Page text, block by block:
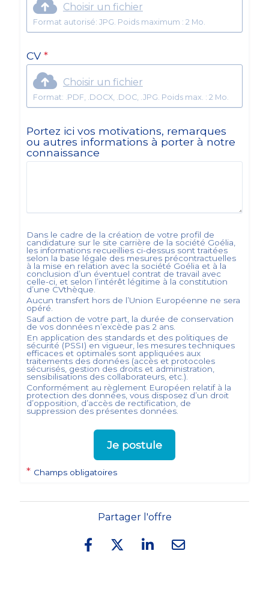
Choisir un fichier
Format autorisé: JPG. Poids maximum : 2 Mo.
CV *
Choisir un fichier
Format: .PDF, .DOCX, .DOC, .JPG. Poids max. : 2 Mo.
Portez ici vos motivations, remarques
ou autres informations à porter à notre
connaissance
Dans le cadre de la création de votre profil de
candidature sur le site carrière de la société Goélia
les informations recueillies ci-dessus sont traitées
selon la base légale des mesures précontractuelles
à la mise en relation avec la société Goélia et à la
conclusion d’un éventuel contrat de travail avec
celle-ci, et selon l’intérêt légitime à la constitution
d’une CVthèque.
Aucun transfert hors de l’Union Européenne ne sera
opéré.
Sauf action de votre part, la durée de conservation
de vos données n’excède pas 2 ans.
En application des standards et des politiques de
sécurité (PSSI) en vigueur, les mesures techniques
efficaces et optimales sont appliquées aux
traitements des données (accès et protocoles
sécurisés, gestion des droits et administration,
sensibilisations des collaborateurs, etc.).
Conformément au règlement Européen relatif à la
protection des données, vous disposez d’un droit
d’opposition, d’accès de rectification, de
suppression des présentes données.
Je postule
* Champs obligatoires
Partager l'offre